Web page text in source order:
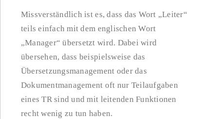
Missverständlich ist es, dass das Wort „Leiter“
teils einfach mit dem englischen Wort
„Manager“ übersetzt wird. Dabei wird
übersehen, dass beispielsweise das
Übersetzungsmanagement oder das
Dokumentmanagement oft nur Teilaufgaben
eines TR sind und mit leitenden Funktionen
recht wenig zu tun haben.